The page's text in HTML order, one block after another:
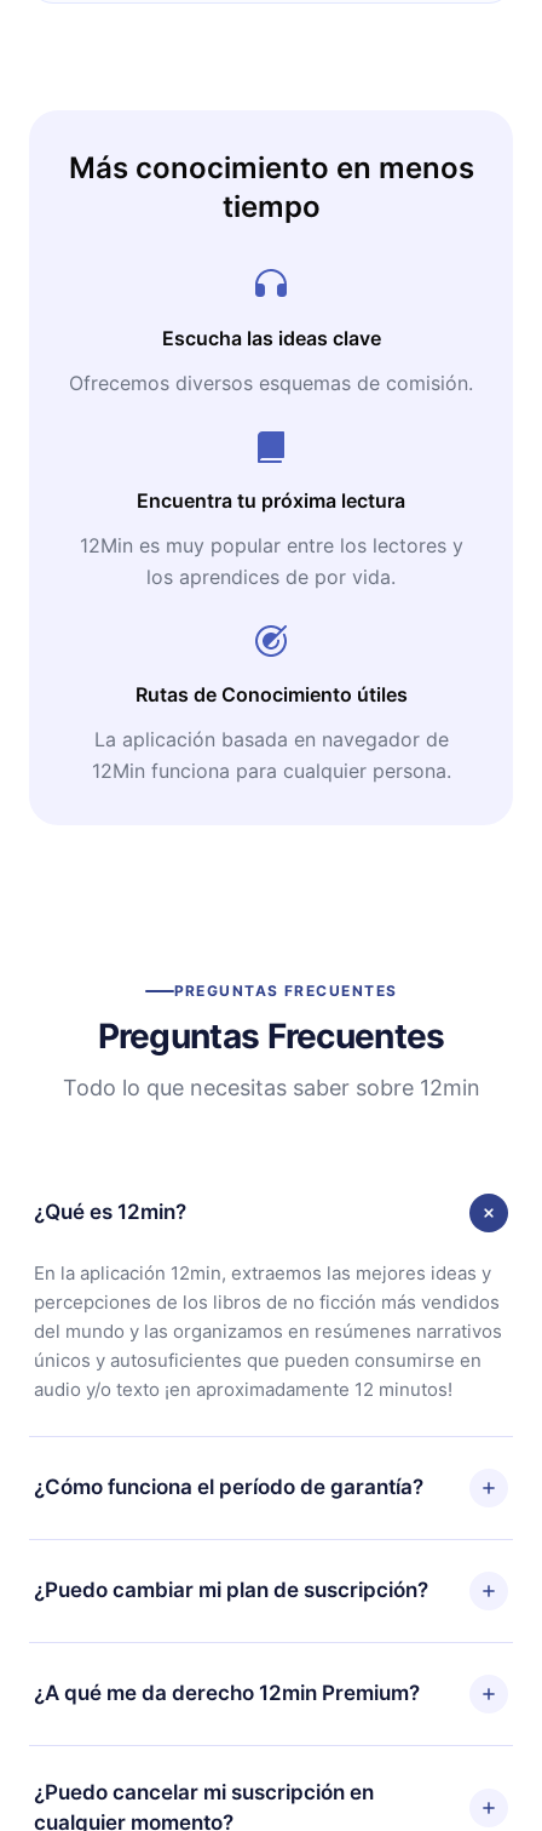
Más conocimiento en menos
tiempo
Escucha las ideas clave
Ofrecemos diversos esquemas de comisión.
Encuentra tu próxima lectura
12Min es muy popular entre los lectores y
los aprendices de por vida.
Rutas de Conocimiento útiles
La aplicación basada en navegador de
12Min funciona para cualquier persona.
PREGUNTAS FRECUENTES
Preguntas Frecuentes
Todo lo que necesitas saber sobre 12min
¿Qué es 12min?
En la aplicación 12min, extraemos las mejores ideas y
percepciones de los libros de no ficción más vendidos
del mundo y las organizamos en resúmenes narrativos
únicos y autosuficientes que pueden consumirse en
audio y/o texto ¡en aproximadamente 12 minutos!
¿Cómo funciona el período de garantía?
Puedes descargar nuestra aplicación y comenzar a
disfrutar de nuestra biblioteca. Si por alguna razón no
estás satisfecho con nuestra plataforma, simplemente
a la compra y solicita el reembolso del valor. Recibirás
¿Puedo cambiar mi plan de suscripción?
Sí, pero el cambio solo se aplicará a partir del próximo
período de facturación. Por ejemplo, si decides
cambiar tu suscripción mensual a anual, después de
facturación de ese mes.
¿A qué me da derecho 12min Premium?
12min Premium es un plan que te garantiza acceso a
toda nuestra biblioteca de más de 2500 títulos
disponibles en 3 idiomas (inglés, español y portugués)
¿Puedo cancelar mi suscripción en
cualquier momento?